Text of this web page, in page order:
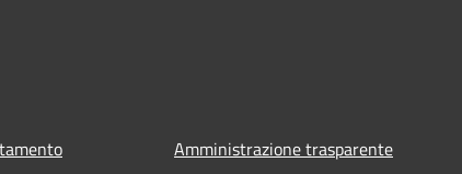
Amministrazione trasparente